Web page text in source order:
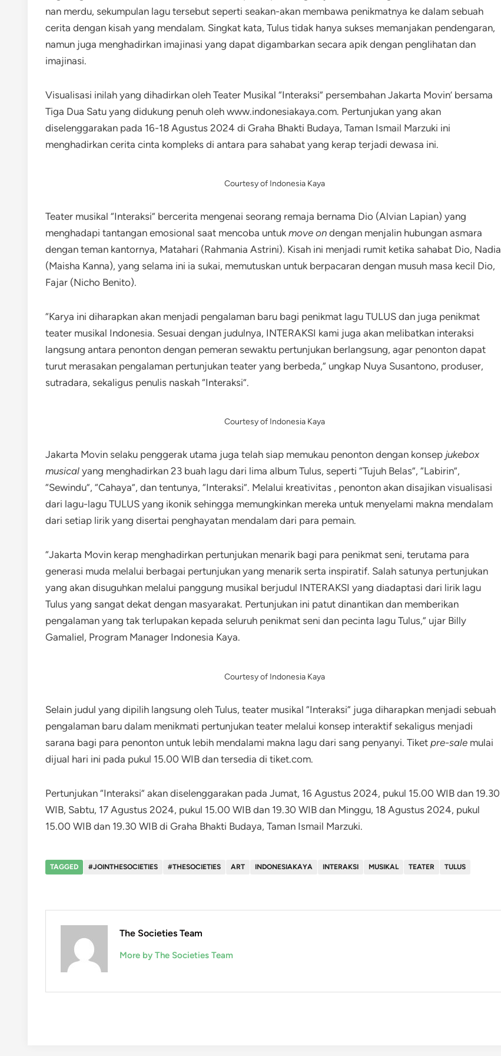
nan merdu, sekumpulan lagu tersebut seperti seakan-akan membawa penikmatnya ke dalam sebuah
cerita dengan kisah yang mendalam. Singkat kata, Tulus tidak hanya sukses memanjakan pendengaran,
namun juga menghadirkan imajinasi yang dapat digambarkan secara apik dengan penglihatan dan
imajinasi.
Visualisasi inilah yang dihadirkan oleh Teater Musikal “Interaksi” persembahan Jakarta Movin’ bersama
Tiga Dua Satu yang didukung penuh oleh www.indonesiakaya.com. Pertunjukan yang akan
diselenggarakan pada 16-18 Agustus 2024 di Graha Bhakti Budaya, Taman Ismail Marzuki ini
menghadirkan cerita cinta kompleks di antara para sahabat yang kerap terjadi dewasa ini.
Courtesy of Indonesia Kaya
Teater musikal “Interaksi” bercerita mengenai seorang remaja bernama Dio (Alvian Lapian) yang
menghadapi tantangan emosional saat mencoba untuk move on dengan menjalin hubungan asmara
dengan teman kantornya, Matahari (Rahmania Astrini). Kisah ini menjadi rumit ketika sahabat Dio, Nadia
(Maisha Kanna), yang selama ini ia sukai, memutuskan untuk berpacaran dengan musuh masa kecil Dio,
Fajar (Nicho Benito).
“Karya ini diharapkan akan menjadi pengalaman baru bagi penikmat lagu TULUS dan juga penikmat
teater musikal Indonesia. Sesuai dengan judulnya, INTERAKSI kami juga akan melibatkan interaksi
langsung antara penonton dengan pemeran sewaktu pertunjukan berlangsung, agar penonton dapat
turut merasakan pengalaman pertunjukan teater yang berbeda,” ungkap Nuya Susantono, produser,
sutradara, sekaligus penulis naskah “Interaksi”.
Courtesy of Indonesia Kaya
Jakarta Movin selaku penggerak utama juga telah siap memukau penonton dengan konsep jukebox
musical yang menghadirkan 23 buah lagu dari lima album Tulus, seperti “Tujuh Belas”, “Labirin”,
“Sewindu”, “Cahaya”, dan tentunya, “Interaksi”. Melalui kreativitas , penonton akan disajikan visualisasi
dari lagu-lagu TULUS yang ikonik sehingga memungkinkan mereka untuk menyelami makna mendalam
dari setiap lirik yang disertai penghayatan mendalam dari para pemain.
“Jakarta Movin kerap menghadirkan pertunjukan menarik bagi para penikmat seni, terutama para
generasi muda melalui berbagai pertunjukan yang menarik serta inspiratif. Salah satunya pertunjukan
yang akan disuguhkan melalui panggung musikal berjudul INTERAKSI yang diadaptasi dari lirik lagu
Tulus yang sangat dekat dengan masyarakat. Pertunjukan ini patut dinantikan dan memberikan
pengalaman yang tak terlupakan kepada seluruh penikmat seni dan pecinta lagu Tulus,” ujar Billy
Gamaliel, Program Manager Indonesia Kaya.
Courtesy of Indonesia Kaya
Selain judul yang dipilih langsung oleh Tulus, teater musikal “Interaksi” juga diharapkan menjadi sebuah
pengalaman baru dalam menikmati pertunjukan teater melalui konsep interaktif sekaligus menjadi
sarana bagi para penonton untuk lebih mendalami makna lagu dari sang penyanyi. Tiket pre-sale mulai
dijual hari ini pada pukul 15.00 WIB dan tersedia di tiket.com.
Pertunjukan “Interaksi” akan diselenggarakan pada Jumat, 16 Agustus 2024, pukul 15.00 WIB dan 19.30
WIB, Sabtu, 17 Agustus 2024, pukul 15.00 WIB dan 19.30 WIB dan Minggu, 18 Agustus 2024, pukul
15.00 WIB dan 19.30 WIB di Graha Bhakti Budaya, Taman Ismail Marzuki.
TAGGED #JOINTHESOCIETIES #THESOCIETIES ART INDONESIAKAYA INTERAKSI MUSIKAL TEATER TULUS
The Societies Team
More by The Societies Team